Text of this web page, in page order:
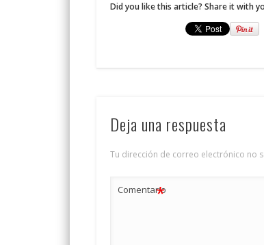
Did you like this article? Share it with
Deja una respuesta
Tu dirección de correo electrónico no
Comentario
*